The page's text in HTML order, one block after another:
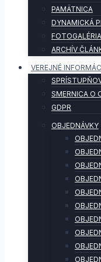
PAMÄTNICA
DYNAMICKÁ
FOTOGALÉRIA
ARCHÍV
VEREJNÉ
SMERNICA O
GDPR
OBJEDNÁVKY